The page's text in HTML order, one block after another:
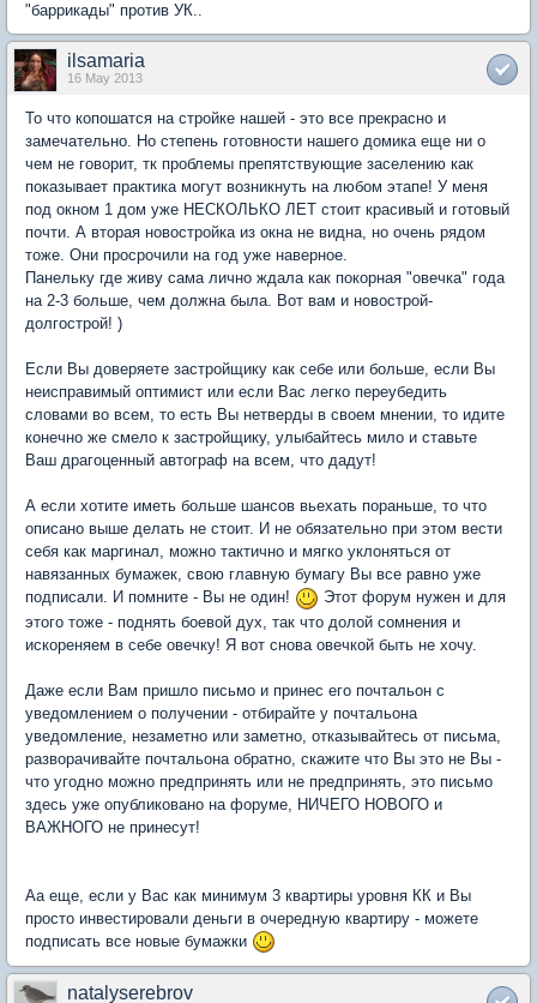
"баррикады" против УК..
ilsamaria
16 May 2013
То что копошатся на стройке нашей - это все прекрасно и
замечательно. Но степень готовности нашего домика еще ни о
чем не говорит, тк проблемы препятствующие заселению как
показывает практика могут возникнуть на любом этапе! У меня
под окном 1 дом уже НЕСКОЛЬКО ЛЕТ стоит красивый и готовый
почти. А вторая новостройка из окна не видна, но очень рядом
тоже. Они просрочили на год уже наверное.
Панельку где живу сама лично ждала как покорная "овечка" года
на 2-3 больше, чем должна была. Вот вам и новострой-
долгострой! )
Если Вы доверяете застройщику как себе или больше, если Вы
неисправимый оптимист или если Вас легко переубедить
словами во всем, то есть Вы нетверды в своем мнении, то идите
конечно же смело к застройщику, улыбайтесь мило и ставьте
Ваш драгоценный автограф на всем, что дадут!
А если хотите иметь больше шансов вьехать пораньше, то что
описано выше делать не стоит. И не обязательно при этом вести
себя как маргинал, можно тактично и мягко уклоняться от
навязанных бумажек, свою главную бумагу Вы все равно уже
подписали. И помните - Вы не один!
Этот форум нужен и для
этого тоже - поднять боевой дух, так что долой сомнения и
искореняем в себе овечку! Я вот снова овечкой быть не хочу.
Даже если Вам пришло письмо и принес его почтальон с
уведомлением о получении - отбирайте у почтальона
уведомление, незаметно или заметно, отказывайтесь от письма,
разворачивайте почтальона обратно, скажите что Вы это не Вы -
что угодно можно предпринять или не предпринять, это письмо
здесь уже опубликовано на форуме, НИЧЕГО НОВОГО и
ВАЖНОГО не принесут!
Аа еще, если у Вас как минимум 3 квартиры уровня КК и Вы
просто инвестировали деньги в очередную квартиру - можете
подписать все новые бумажки
natalyserebrov